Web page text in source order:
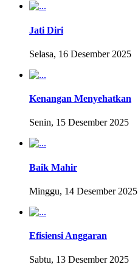
Jati Diri
Selasa, 16 Desember 2025
Kenangan Menyehatkan
Senin, 15 Desember 2025
Baik Mahir
Minggu, 14 Desember 2025
Efisiensi Anggaran
Sabtu, 13 Desember 2025